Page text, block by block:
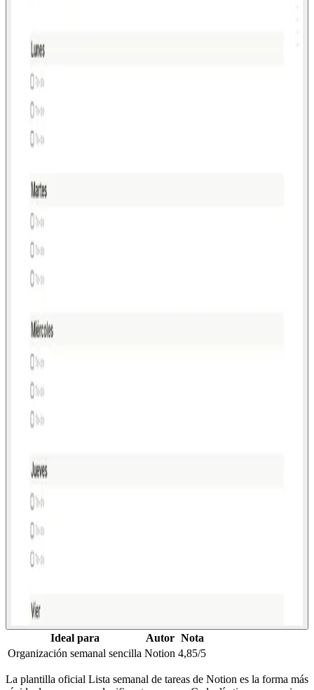
Ideal para Autor Nota
Organización semanal sencilla Notion 4,85/5
La plantilla oficial Lista semanal de tareas de Notion es la forma más